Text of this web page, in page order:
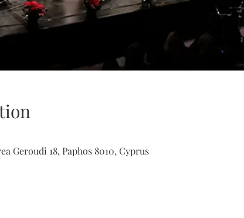
Geroudi 18, Paphos 8010, Cyprus